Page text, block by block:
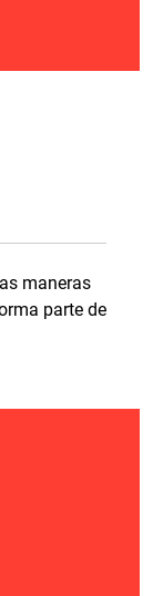
maneras
parte de